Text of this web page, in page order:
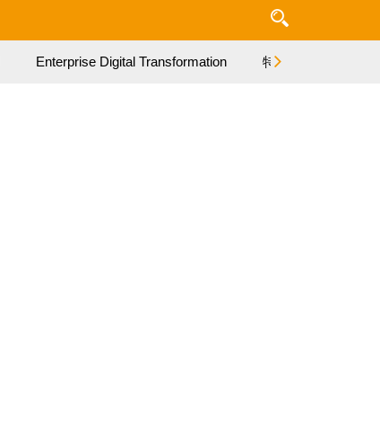
Enterprise Digital Transformation 特集